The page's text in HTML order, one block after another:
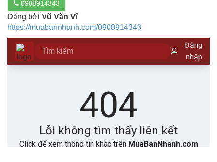
0908914343
Đăng bởi Vũ Văn Vĩ
https://muabannhanh.com/0908914343